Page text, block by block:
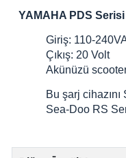
YAMAHA PDS
Giriş: 110-
Çıkış: 20 Volt
Akünüzü
Bu şarj
Sea-Doo RS